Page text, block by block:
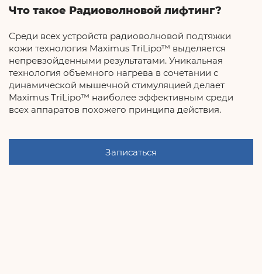
Что такое Радиоволновой лифтинг?
Среди всех устройств радиоволновой подтяжки
кожи технология Maximus TriLipo™ выделяется
непревзойденными результатами. Уникальная
технология объемного нагрева в сочетании с
динамической мышечной стимуляцией делает
Maximus TriLipo™ наиболее эффективным среди
всех аппаратов похожего принципа действия.
Записаться